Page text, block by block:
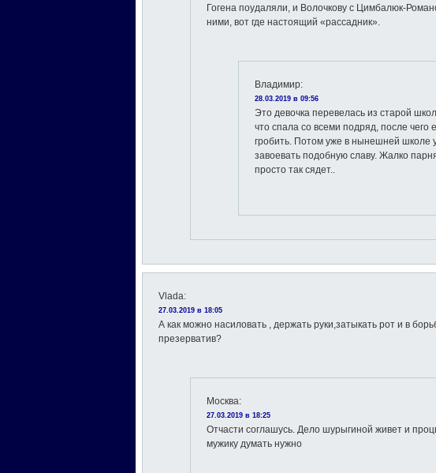
Гогена поудаляли, и Волочкову с Цимбалюк-
ними, вот где настоящий «рассадник».
Владимир:
28.03.2019 в 09:56
Это девочка перевелась из старой
что спала со всеми подряд, после чего
гробить. Потом уже в нынешней школе
завоевать подобную славу. Жалко
просто так сядет..
Vlada:
27.03.2019 в 18:05
А как можно насиловать , держать руки,затыкать рот и в
презерватив?
Москва:
27.03.2019 в 18:25
Отчасти соглашусь. Дело шурыгиной живет и
мужику думать нужно